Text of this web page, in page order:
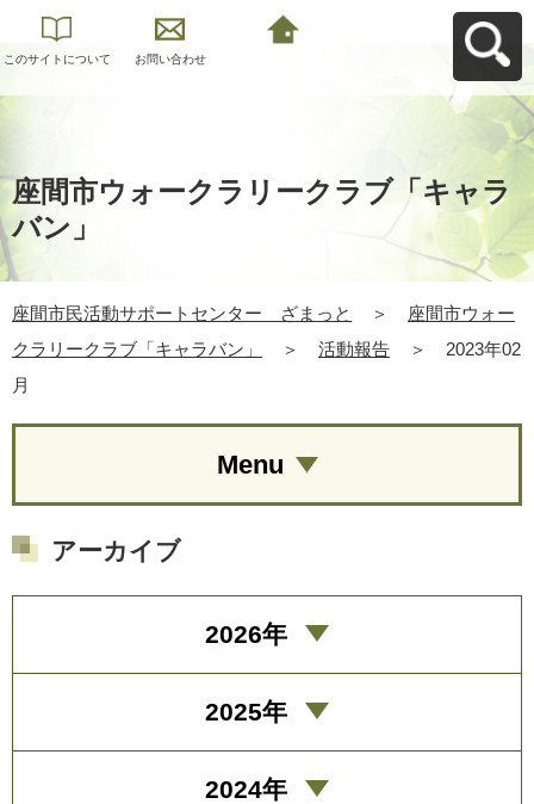
このサイトについて お問い合わせ
座間市ウォークラリークラブ「キャラ
バン」
座間市民活動サポートセンター ざまっと ＞
座間市ウォー
クラリークラブ「キャラバン」
＞ 活動報告 ＞
2023年02
月
Menu
アーカイブ
2026年
2025年
2024年